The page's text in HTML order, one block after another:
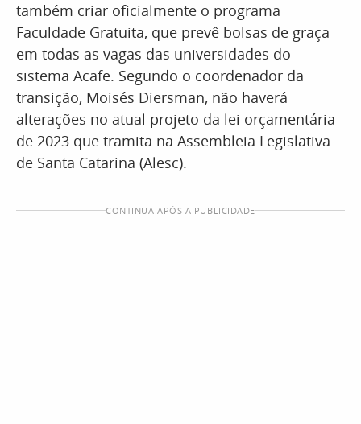
também criar oficialmente o programa
Faculdade Gratuita, que prevê bolsas de graça
em todas as vagas das universidades do
sistema Acafe. Segundo o coordenador da
transição, Moisés Diersman, não haverá
alterações no atual projeto da lei orçamentária
de 2023 que tramita na Assembleia Legislativa
de Santa Catarina (Alesc).
CONTINUA APÓS A PUBLICIDADE